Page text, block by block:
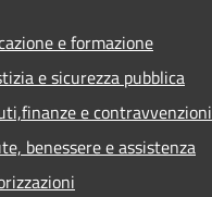
e formazione
e sicurezza pubblica
e contravvenzioni
benessere e assistenza